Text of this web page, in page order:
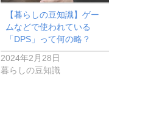
【暮らしの豆知識】ゲー
ムなどで使われている
「DPS」って何の略？
2024年2月28日
暮らしの豆知識